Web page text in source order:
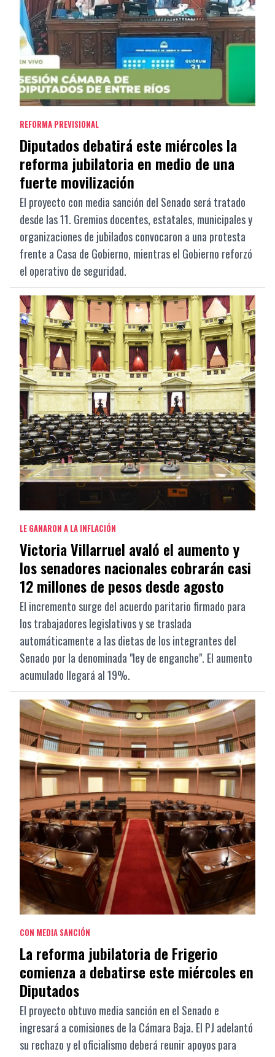
REFORMA PREVISIONAL
Diputados debatirá este miércoles la
reforma jubilatoria en medio de una
fuerte movilización
El proyecto con media sanción del Senado será tratado
desde las 11. Gremios docentes, estatales, municipales y
organizaciones de jubilados convocaron a una protesta
frente a Casa de Gobierno, mientras el Gobierno reforzó
el operativo de seguridad.
LE GANARON A LA INFLACIÓN
Victoria Villarruel avaló el aumento y
los senadores nacionales cobrarán casi
12 millones de pesos desde agosto
El incremento surge del acuerdo paritario firmado para
los trabajadores legislativos y se traslada
automáticamente a las dietas de los integrantes del
Senado por la denominada "ley de enganche". El aumento
acumulado llegará al 19%.
CON MEDIA SANCIÓN
La reforma jubilatoria de Frigerio
comienza a debatirse este miércoles en
Diputados
El proyecto obtuvo media sanción en el Senado e
ingresará a comisiones de la Cámara Baja. El PJ adelantó
su rechazo y el oficialismo deberá reunir apoyos para